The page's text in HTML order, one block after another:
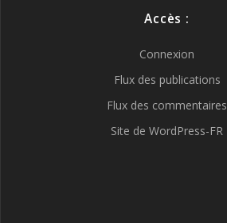
Accès :
Connexion
Flux des publications
Flux des commentaires
Site de WordPress-FR